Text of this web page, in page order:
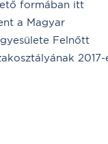
formában itt
a Magyar
Felnőtt
2017-